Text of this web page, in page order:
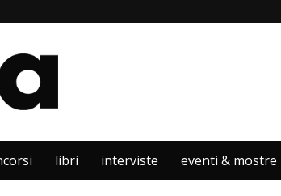
libri interviste eventi & mostre